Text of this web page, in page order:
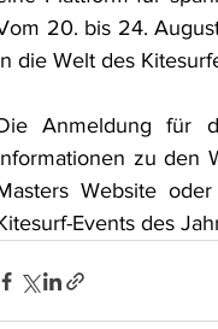
20. bis 24.
die Welt des
Anmeldung für
zu den
Website
Events des